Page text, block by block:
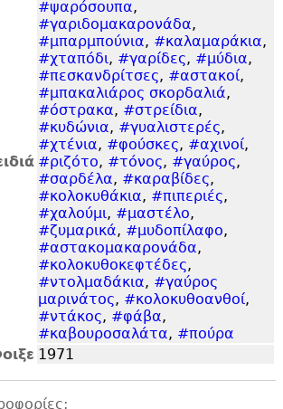
#ψαρόσουπα,
#γαριδομακαρονάδα,
#μπαρμπούνια, #καλαμαράκια,
#χταπόδι, #γαρίδες, #μύδια,
#πεσκανδρίτσες, #αστακοί,
#μπακαλιάρος σκορδαλιά,
#όστρακα, #στρείδια,
#κυδώνια, #γυαλιστερές,
#χτένια, #φούσκες, #αχινοί,
#ριζότο, #τόνος, #γαύρος,
#σαρδέλα, #καραβίδες,
#κολοκυθάκια, #πιπεριές,
#χαλούμι, #μαστέλο,
#ζυμαρικά, #μυδοπίλαφο,
#αστακομακαρονάδα,
#κολοκυθοκεφτέδες,
#ντολμαδάκια, #γαύρος
μαρινάτος, #κολοκυθοανθοί,
#ντάκος, #φάβα,
#καβουροσαλάτα, #πούρα
1971